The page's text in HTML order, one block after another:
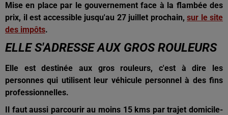
Mise en place par le gouvernement face à la flambée des
prix, il est accessible jusqu'au 27 juillet prochain, sur le site
des impôts.
ELLE S'ADRESSE AUX GROS ROULEURS
Elle est destinée aux gros rouleurs, c'est à dire les
personnes qui utilisent leur véhicule personnel à des fins
professionnelles.
Il faut aussi parcourir au moins 15 kms par trajet domicile-